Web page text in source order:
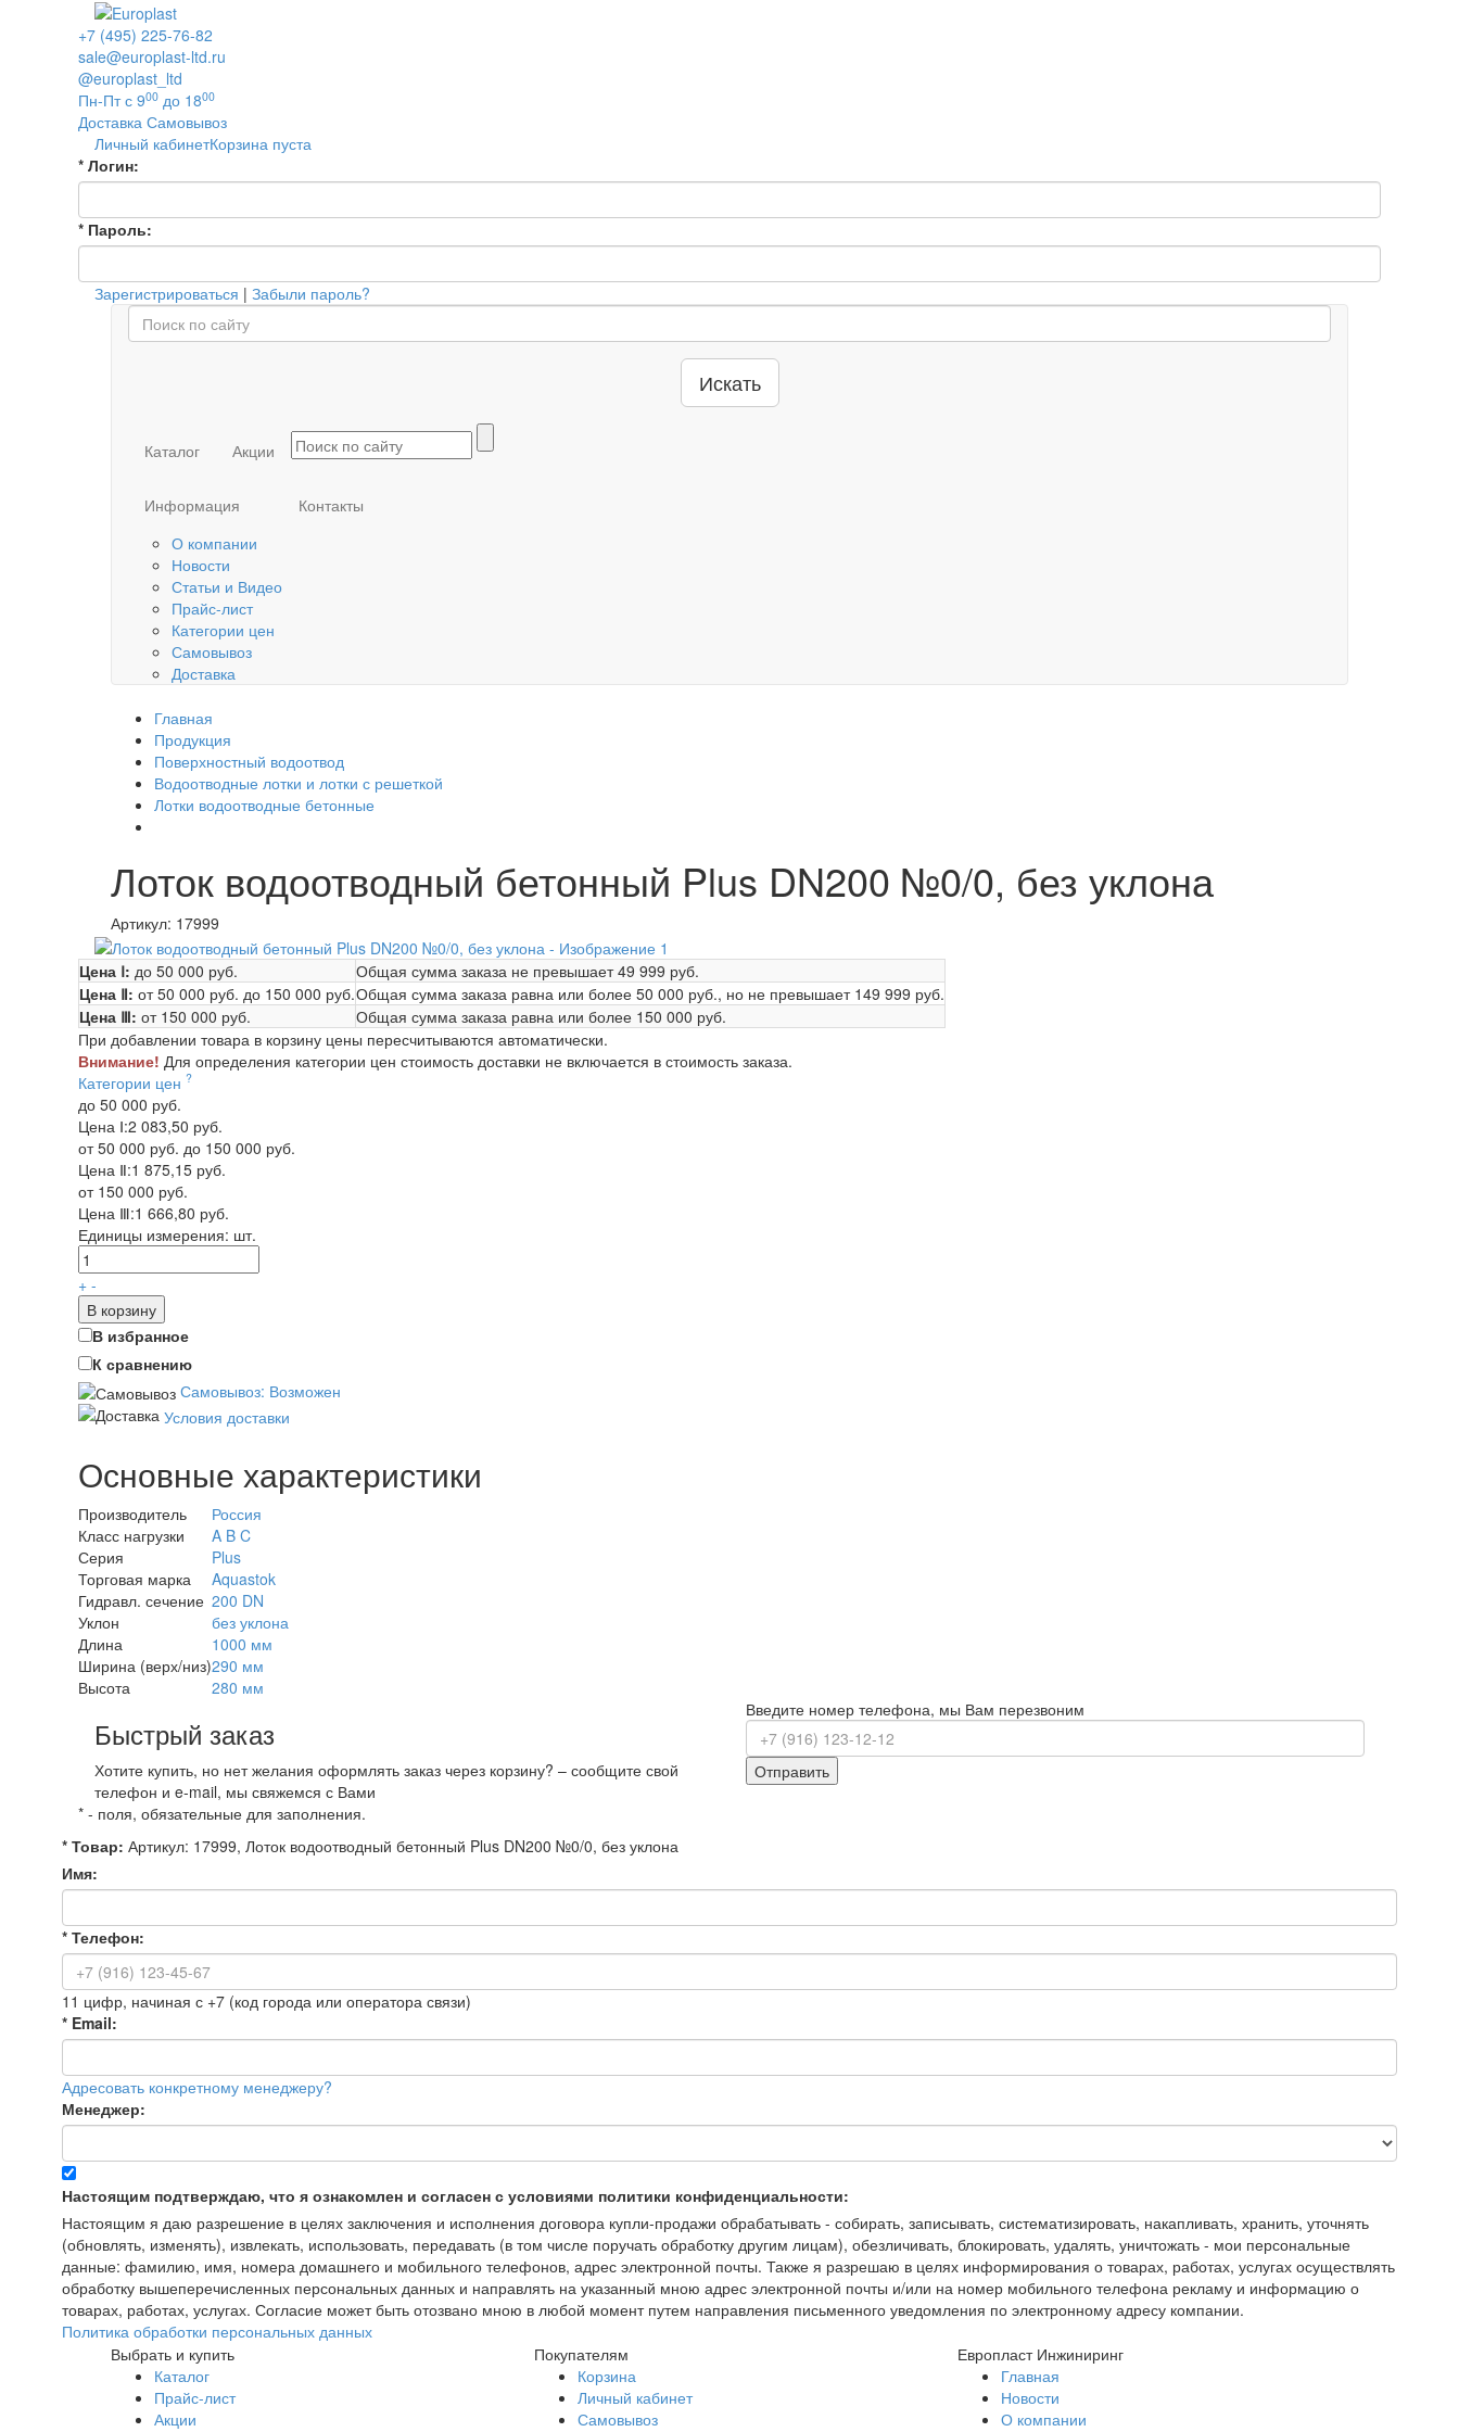
+7 (495) 225-76-82
sale@europlast-ltd.ru
@europlast_ltd
Пн-Пт с 900 до 1800
Доставка Самовывоз
Личный кабинетКорзина пуста
* Логин:
* Пароль:
Зарегистрироваться | Забыли пароль?
Искать
Каталог Акции
Информация
О компании
Новости
Статьи и Видео
Прайс-лист
Категории цен
Самовывоз
Доставка
Контакты
Главная
Продукция
Поверхностный водоотвод
Водоотводные лотки и лотки с решеткой
Лотки водоотводные бетонные
Лоток водоотводный бетонный Plus DN200 №0/0, без уклона
Артикул: 17999
Цена Ⅰ: до 50 000 руб. Общая сумма заказа не превышает49 999 руб.
Цена Ⅱ: от 50 000 руб. до 150 000 руб.Общая сумма заказа равна или более 50 000 руб., но не превышает 149 999 руб.
Цена Ⅲ: от 150 000 руб. Общая сумма заказа равна или более 150 000 руб.
При добавлении товара в корзину цены пересчитываются автоматически.
Внимание! Для определения категории цен стоимость доставки не включается в стоимость заказа.
Категории цен ?
до 50 000 руб.
Цена Ⅰ:2 083,50 руб.
от 50 000 руб. до 150 000 руб.
Цена Ⅱ:1 875,15 руб.
от 150 000 руб.
Цена Ⅲ:1 666,80 руб.
Единицы измерения: шт.
+ -
В корзину
В избранное
К сравнению
Самовывоз: Возможен
Условия доставки
Основные характеристики
Производитель
Россия
Класс нагрузки
A B C
Серия
Plus
Торговая марка
Aquastok
Гидравл. сечение 200 DN
Уклон
без уклона
Длина
1000 мм
Ширина (верх/низ)290 мм
Высота
280 мм
Быстрый заказ
Хотите купить, но нет желания оформлять заказ через корзину? – сообщите свой
телефон и e-mail, мы свяжемся с Вами
Введите номер телефона, мы Вам перезвоним
Отправить
* - поля, обязательные для заполнения.
* Товар: Артикул: 17999, Лоток водоотводный бетонный Plus DN200 №0/0, без уклона
Имя:
* Телефон:
11 цифр, начиная с +7 (код города или оператора связи)
* Email:
Адресовать конкретному менеджеру?
Менеджер:
Настоящим подтверждаю, что я ознакомлен и согласен с условиями политики конфиденциальности:
Настоящим я даю разрешение в целях заключения и исполнения договора купли-продажи обрабатывать - собирать, записывать, систематизировать, накапливать, хранить, уточнять
(обновлять, изменять), извлекать, использовать, передавать (в том числе поручать обработку другим лицам), обезличивать, блокировать, удалять, уничтожать - мои персональные
данные: фамилию, имя, номера домашнего и мобильного телефонов, адрес электронной почты. Также я разрешаю в целях информирования о товарах, работах, услугах осуществлять
обработку вышеперечисленных персональных данных и направлять на указанный мною адрес электронной почты и/или на номер мобильного телефона рекламу и информацию о
товарах, работах, услугах. Согласие может быть отозвано мною в любой момент путем направления письменного уведомления по электронному адресу компании.
Политика обработки персональных данных
Выбрать и купить
Каталог
Прайс-лист
Акции
Покупателям
Корзина
Личный кабинет
Самовывоз
Европласт Инжиниринг
Главная
Новости
О компании